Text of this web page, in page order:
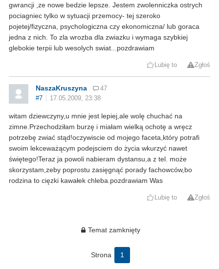
gwrancji ,ze nowe bedzie lepsze. Jestem zwolenniczka ostrych
pociagniec tylko w sytuacji przemocy- tej szeroko
pojetej/fizyczna, psychologiczna czy ekonomiczna/ lub goraca
jedna z nich. To zla wrozba dla zwiazku i wymaga szybkiej
glebokie terpii lub wesolych swiat...pozdrawiam
Lubię to Zgłoś
NaszaKruszyna
47
#7
17.05.2009, 23:38
witam dziewczyny,u mnie jest lepiej,ale wolę chuchać na
zimne.Przechodziłam burzę i miałam wielką ochotę a wręcz
potrzebę zwiać stąd!oczywiscie od mojego faceta,który potrafi
swoim lekceważącym podejsciem do życia wkurzyć nawet
świętego!Teraz ja powoli nabieram dystansu,a z tel. może
skorzystam,zeby poprostu zasięgnąć porady fachowców,bo
rodzina to cięzki kawałek chleba.pozdrawiam Was
Lubię to Zgłoś
Temat zamknięty
Strona 1